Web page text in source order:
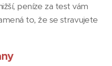
peníze za test vám
to, že se stravujete